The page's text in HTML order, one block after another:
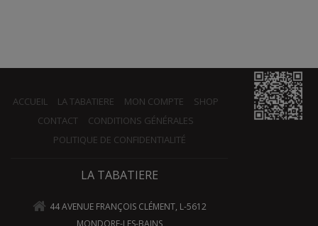
ACCUEIL LA TABATIERE MON COMPTE
SHOP
CONTACT
CONDITIONS GÉNÉRALES
POLITIQUE DE CONFIDENTIALITÉ
LA TABATIERE
44 AVENUE FRANÇOIS CLÉMENT, L-5612